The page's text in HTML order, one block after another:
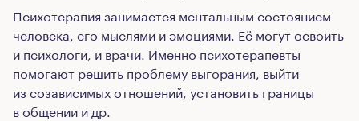
Психотерапия занимается ментальным состоянием
человека, его мыслями и эмоциями. Её могут освоить
и психологи, и врачи. Именно психотерапевты
помогают решить проблему выгорания, выйти
из созависимых отношений, установить границы
в общении и др.